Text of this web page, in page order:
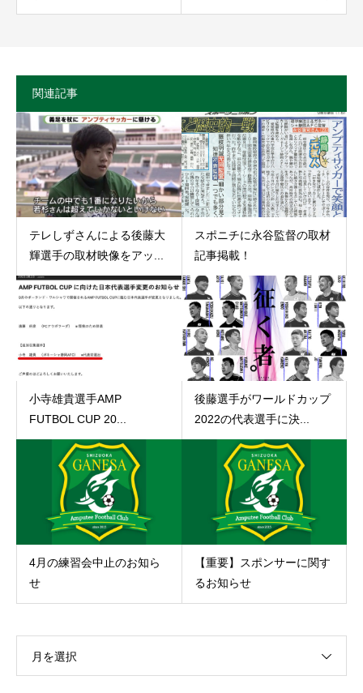
関連記事
テレしずさんによる後藤大
輝選手の取材映像をアッ...
スポニチに永谷監督の取材
記事掲載！
小寺雄貴選手AMP
FUTBOL CUP 20...
後藤選手がワールドカップ
2022の代表選手に決...
4月の練習会中止のお知ら
せ
【重要】スポンサーに関す
るお知らせ
月を選択